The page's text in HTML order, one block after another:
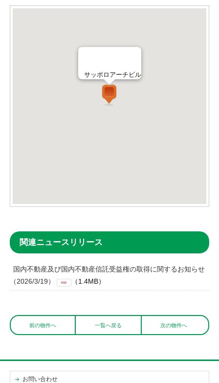
サッポロアーチビル
関連ニュースリリース
国内不動産及び国内不動産信託受益権の取得に関するお知らせ
（2026/3/19）
PDF （1.4MB）
前の物件へ 一覧へ戻る 次の物件へ
お問い合わせ